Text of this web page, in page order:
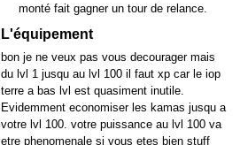
monté fait gagner un tour de relance.
L'équipement
bon je ne veux pas vous decourager mais
du lvl 1 jusqu au lvl 100 il faut xp car le iop
terre a bas lvl est quasiment inutile.
Evidemment economiser les kamas jusqu a
votre lvl 100. votre puissance au lvl 100 va
etre phenomenale si vous etes bien stuff